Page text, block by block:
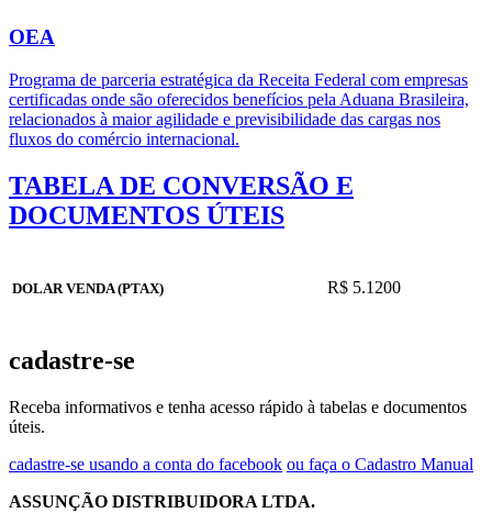
OEA
Programa de parceria estratégica da Receita Federal com empresas
certificadas onde são oferecidos benefícios pela Aduana Brasileira,
relacionados à maior agilidade e previsibilidade das cargas nos
fluxos do comércio internacional.
TABELA DE CONVERSÃO E
DOCUMENTOS ÚTEIS
DOLAR VENDA (PTAX) R$ 5.1200
cadastre-se
Receba informativos e tenha acesso rápido à tabelas e documentos
úteis.
cadastre-se usando a conta do facebook ou faça o Cadastro Manual
ASSUNÇÃO DISTRIBUIDORA LTDA.